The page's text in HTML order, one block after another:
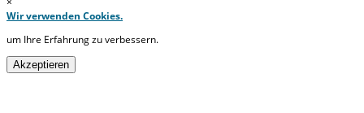
Wir verwenden Cookies.
um Ihre Erfahrung zu verbessern.
Akzeptieren